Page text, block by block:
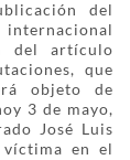
del
del artículo
que
objeto de
3 de mayo,
José Luis
en el